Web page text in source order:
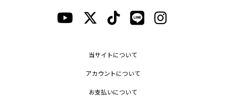
当サイトについて
アカウントについて
お支払いについて